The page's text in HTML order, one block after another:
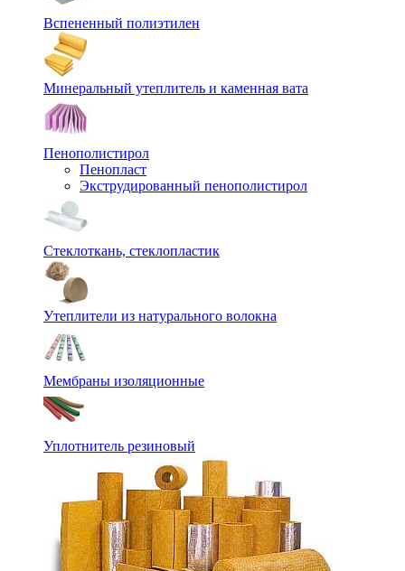
Вспененный полиэтилен
Минеральный утеплитель и каменная вата
Пенополистирол
Пенопласт
Экструдированный пенополистирол
Стеклоткань, стеклопластик
Утеплители из натурального волокна
Мембраны изоляционные
Уплотнитель резиновый